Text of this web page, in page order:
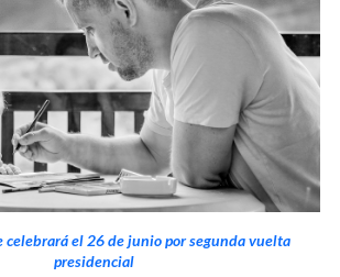
celebrará el 26 de junio por segunda vuelta
presidencial